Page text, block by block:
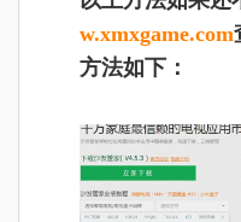
w.xmxgame.com
方法如下：